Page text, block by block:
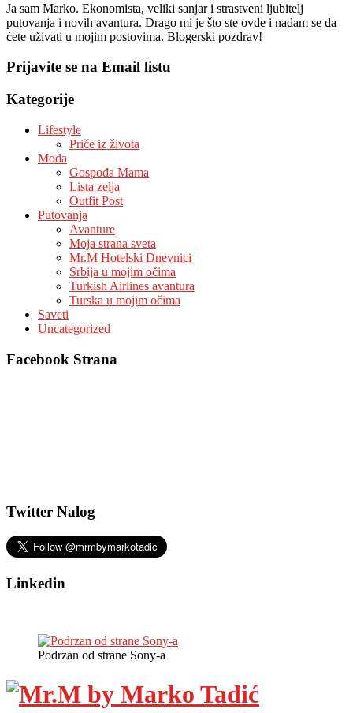
Ja sam Marko. Ekonomista, veliki sanjar i strastveni ljubitelj
putovanja i novih avantura. Drago mi je što ste ovde i nadam se da
ćete uživati u mojim postovima. Blogerski pozdrav!
Prijavite se na Email listu
Kategorije
Lifestyle
Priče iz života
Moda
Gospođa Mama
Lista zelja
Outfit Post
Putovanja
Avanture
Moja strana sveta
Mr.M Hotelski Dnevnici
Srbija u mojim očima
Turkish Airlines avantura
Turska u mojim očima
Saveti
Uncategorized
Facebook Strana
Twitter Nalog
Linkedin
Podrzan od strane Sony-a